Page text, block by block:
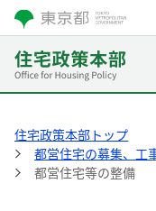
住宅政策本部トップ
都営住宅の募集、工
都営住宅等の整備